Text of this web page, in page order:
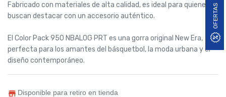
OFERTAS
Fabricado con materiales de alta calidad, es ideal para quienes
buscan destacar con un accesorio auténtico.
El Color Pack 950 NBALOG PRT es una gorra original New Era,
perfecta para los amantes del básquetbol, la moda urbana y el
diseño contemporáneo.
Disponible para retiro en tienda